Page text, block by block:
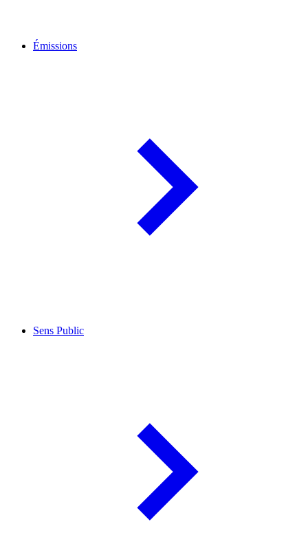
Émissions
Sens Public